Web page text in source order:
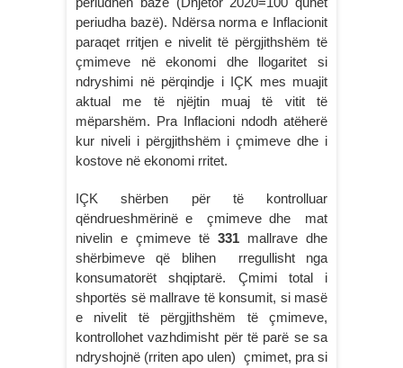
periudha bazë). Ndërsa norma e Inflacionit
paraqet rritjen e nivelit të përgjithshëm të
çmimeve në ekonomi dhe llogaritet si
ndryshimi në përqindje i IÇK mes muajit
aktual me të njëjtin muaj të vitit të
mëparshëm. Pra Inflacioni ndodh atëherë
kur niveli i përgjithshëm i çmimeve dhe i
kostove në ekonomi rritet.
IÇK shërben për të kontrolluar
qëndrueshmërinë e çmimeve dhe mat
nivelin e çmimeve të 331 mallrave dhe
shërbimeve që blihen rregullisht nga
konsumatorët shqiptarë. Çmimi total i
shportës së mallrave të konsumit, si masë
e nivelit të përgjithshëm të çmimeve,
kontrollohet vazhdimisht për të parë se sa
ndryshojnë (rriten apo ulen) çmimet, pra si